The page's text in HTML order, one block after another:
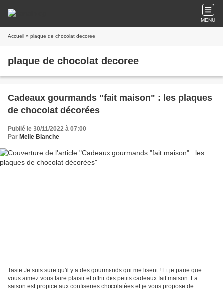
MENU
Accueil » plaque de chocolat decoree
plaque de chocolat decoree
Cadeaux gourmands "fait maison" : les plaques
de chocolat décorées
Publié le 30/11/2022 à 07:00
Par Melle Blanche
Taste Je suis sure qu'il y a des gourmands qui me lisent ! Et je parie que
vous aimez vous faire plaisir et offrir des petits cadeaux fait maison. La
saison est propice aux confiseries chocolatées et je vous propose de